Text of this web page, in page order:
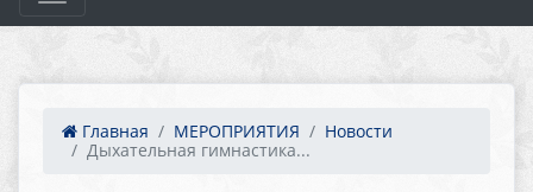
Главная МЕРОПРИЯТИЯ
Новости
Дыхательная гимнастика...